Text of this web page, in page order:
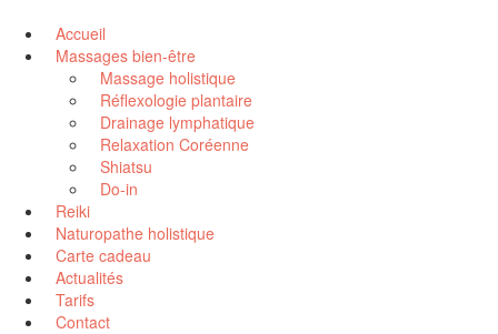
Accueil
Massages bien-être
Massage holistique
Réflexologie plantaire
Drainage lymphatique
Relaxation Coréenne
Shiatsu
Do-in
Reiki
Naturopathe holistique
Carte cadeau
Actualités
Tarifs
Contact